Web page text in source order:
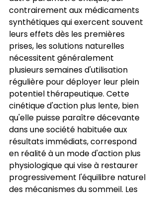
contrairement aux médicaments
synthétiques qui exercent souvent
leurs effets dès les premières
prises, les solutions naturelles
nécessitent généralement
plusieurs semaines d'utilisation
régulière pour déployer leur plein
potentiel thérapeutique. Cette
cinétique d'action plus lente, bien
qu'elle puisse paraître décevante
dans une société habituée aux
résultats immédiats, correspond
en réalité à un mode d'action plus
physiologique qui vise à restaurer
progressivement l'équilibre naturel
des mécanismes du sommeil. Les